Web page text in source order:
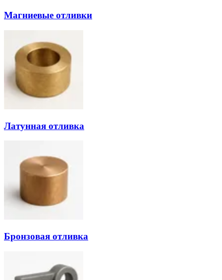
Магниевые отливки
Латунная отливка
Бронзовая отливка